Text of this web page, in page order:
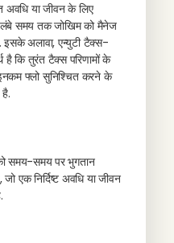
या जीवन के लिए
लंबे समय तक जोखिम को मैनेज
इसके अलावा, एन्युटी टैक्स-
है कि तुरंत टैक्स परिणामों के
इनकम फ्लो सुनिश्चित करने के
समय-समय पर भुगतान
जो एक निर्दिष्ट अवधि या जीवन